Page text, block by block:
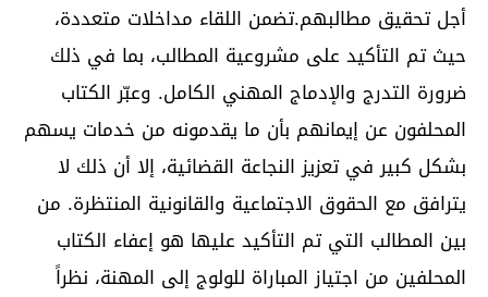
أجل تحقيق مطالبهم.تضمن اللقاء مداخلات متعددة،
حيث تم التأكيد على مشروعية المطالب، بما في ذلك
ضرورة التدرج والإدماج المهني الكامل. وعبّر الكتاب
المحلفون عن إيمانهم بأن ما يقدمونه من خدمات يسهم
بشكل كبير في تعزيز النجاعة القضائية، إلا أن ذلك لا
يترافق مع الحقوق الاجتماعية والقانونية المنتظرة. من
بين المطالب التي تم التأكيد عليها هو إعفاء الكتاب
المحلفين من اجتياز المباراة للولوج إلى المهنة، نظراً